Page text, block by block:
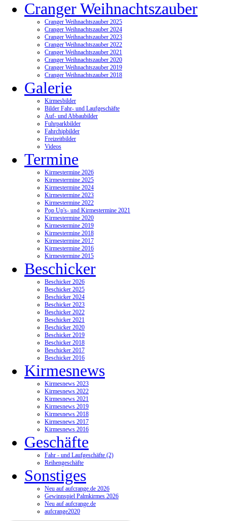
Cranger Weihnachtszauber
Cranger Weihnachtszauber 2025
Cranger Weihnachtszauber 2024
Cranger Weihnachtszauber 2023
Cranger Weihnachtszauber 2022
Cranger Weihnachtszauber 2021
Cranger Weihnachtszauber 2020
Cranger Weihnachtszauber 2019
Cranger Weihnachtszauber 2018
Galerie
Kirmesbilder
Bilder Fahr- und Laufgeschäfte
Auf- und Abbaubilder
Fuhrparkbilder
Fahrchipbilder
Freizeitbilder
Videos
Termine
Kirmestermine 2026
Kirmestermine 2025
Kirmestermine 2024
Kirmestermine 2023
Kirmestermine 2022
Pop Up's- und Kirmestermine 2021
Kirmestermine 2020
Kirmestermine 2019
Kirmestermine 2018
Kirmestermine 2017
Kirmestermine 2016
Kirmestermine 2015
Beschicker
Beschicker 2026
Beschicker 2025
Beschicker 2024
Beschicker 2023
Beschicker 2022
Beschicker 2021
Beschicker 2020
Beschicker 2019
Beschicker 2018
Beschicker 2017
Beschicker 2016
Kirmesnews
Kirmesnews 2023
Kirmesnews 2022
Kirmesnews 2021
Kirmesnews 2019
Kirmesnews 2018
Kirmesnews 2017
Kirmesnews 2016
Geschäfte
Fahr - und Laufgeschäfte (2)
Reihengeschäfte
Sonstiges
Neu auf aufcrange.de 2026
Gewinnspiel Palmkirmes 2026
Neu auf aufcrange.de
aufcrange2020